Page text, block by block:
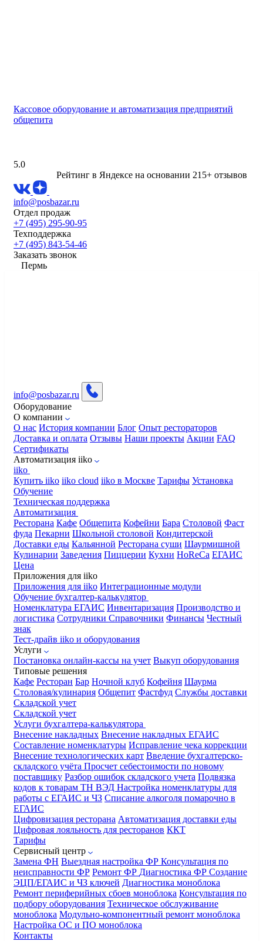
Кассовое оборудование и автоматизация предприятий
общепита
5.0
Рейтинг в Яндексе на основании 215+ отзывов
info@posbazar.ru
Отдел продаж
+7 (495) 295-90-95
Техподдержка
+7 (495) 843-54-46
Заказать звонок
Пермь
info@posbazar.ru
Оборудование
О компании
О нас История компании Блог Опыт рестораторов
Доставка и оплата Отзывы Наши проекты Акции FAQ
Сертификаты
Автоматизация iiko
iiko
Купить iiko iiko cloud iiko в Москве Тарифы Установка
Обучение
Техническая поддержка
Автоматизация
Ресторана Кафе Общепита Кофейни Бара Столовой Фаст
фуда Пекарни Школьной столовой Кондитерской
Доставки еды Кальянной Ресторана суши Шаурмишной
Кулинарии Заведения Пиццерии Кухни HoReCa ЕГАИС
Цена
Приложения для iiko
Приложения для iiko Интеграционные модули
Обучение бухгалтер-калькулятор
Номенклатура ЕГАИС Инвентаризация Производство и
логистика Сотрудники Справочники Финансы Честный
знак
Тест-драйв iiko и оборудования
Услуги
Постановка онлайн-кассы на учет Выкуп оборудования
Типовые решения
Кафе Ресторан Бар Ночной клуб Кофейня Шаурма
Столовая/кулинария Общепит Фастфуд Службы доставки
Складской учет
Складской учет
Услуги бухгалтера-калькулятора
Внесение накладных Внесение накладных ЕГАИС
Составление номенклатуры Исправление чека коррекции
Внесение технологических карт Введение бухгалтерско-
складского учёта Просчет себестоимости по новому
поставщику Разбор ошибок складского учета Подвязка
кодов к товарам ТН ВЭД Настройка номенклатуры для
работы с ЕГАИС и ЧЗ Списание алкоголя помарочно в
ЕГАИС
Цифровизация ресторана Автоматизация доставки еды
Цифровая лояльность для ресторанов ККТ
Тарифы
Сервисный центр
Замена ФН Выездная настройка ФР Консультация по
неисправности ФР Ремонт ФР Диагностика ФР Создание
ЭЦП/ЕГАИС и ЧЗ ключей Диагностика моноблока
Ремонт периферийных сбоев моноблока Консультация по
подбору оборудования Техническое обслуживание
моноблока Модульно-компонентный ремонт моноблока
Настройка ОС и ПО моноблока
Контакты